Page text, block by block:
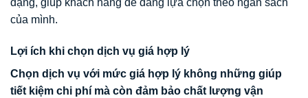
dạng, giúp khách hàng dễ dàng lựa chọn theo ngân sách
của mình.
Lợi ích khi chọn dịch vụ giá hợp lý
Chọn dịch vụ với mức giá hợp lý không những giúp
tiết kiệm chi phí mà còn đảm bảo chất lượng vận